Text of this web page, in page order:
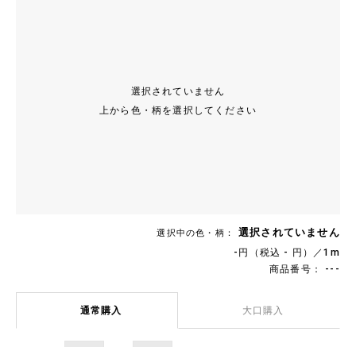
選択されていません
上から色・柄を選択してください
選択中の色・柄： 選択されていません
-円（税込 - 円）／1m
商品番号： ---
通常購入 大口購入